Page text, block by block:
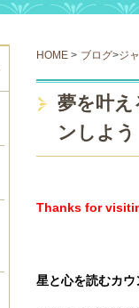
HOME > ブログ>ジ
夢を叶え
ンしよう
Thanks for
星と心を読むカウ